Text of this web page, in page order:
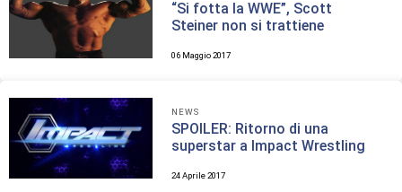
“Si fotta la WWE”, Scott
Steiner non si trattiene
06 Maggio 2017
NEWS
SPOILER: Ritorno di una
superstar a Impact Wrestling
24 Aprile 2017